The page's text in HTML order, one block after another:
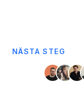
NÄSTA STEG